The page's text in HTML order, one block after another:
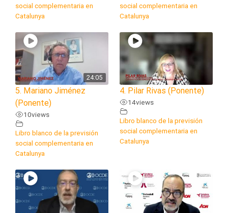
social complementaria en
Catalunya
social complementaria en
Catalunya
24:05
5. Mariano Jiménez
(Ponente)
10views
Libro blanco de la previsión
social complementaria en
Catalunya
4. Pilar Rivas (Ponente)
14views
Libro blanco de la previsión
social complementaria en
Catalunya